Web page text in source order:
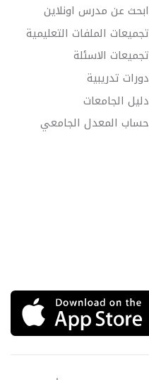
ابحث عن مدرس اونلاين
تجميعات الملفات التعليمية
تجميعات الاسئلة
دورات تدريبية
دليل الجامعات
حساب المعدل الجامعي